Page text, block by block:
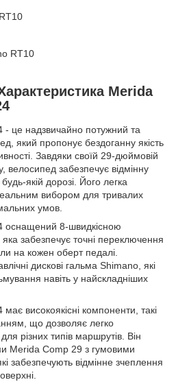
RT10
Merida
це надзвичайно потужний та
який пропонує бездоганну якість
Завдяки своїй 29-дюймовій
велосипед забезпечує відмінну
будь-якій дорозі. Його легка
вибором для тривалих
умов.
оснащений 8-швидкісною
забезпечує точні переключення
на кожен оберт педалі.
дискові гальма Shimano, які
навіть у найскладніших
високоякісні компоненти, такі
що дозволяє легко
різних типів маршрутів. Він
Merida Comp 29 з гумовими
забезпечують відмінне зчеплення